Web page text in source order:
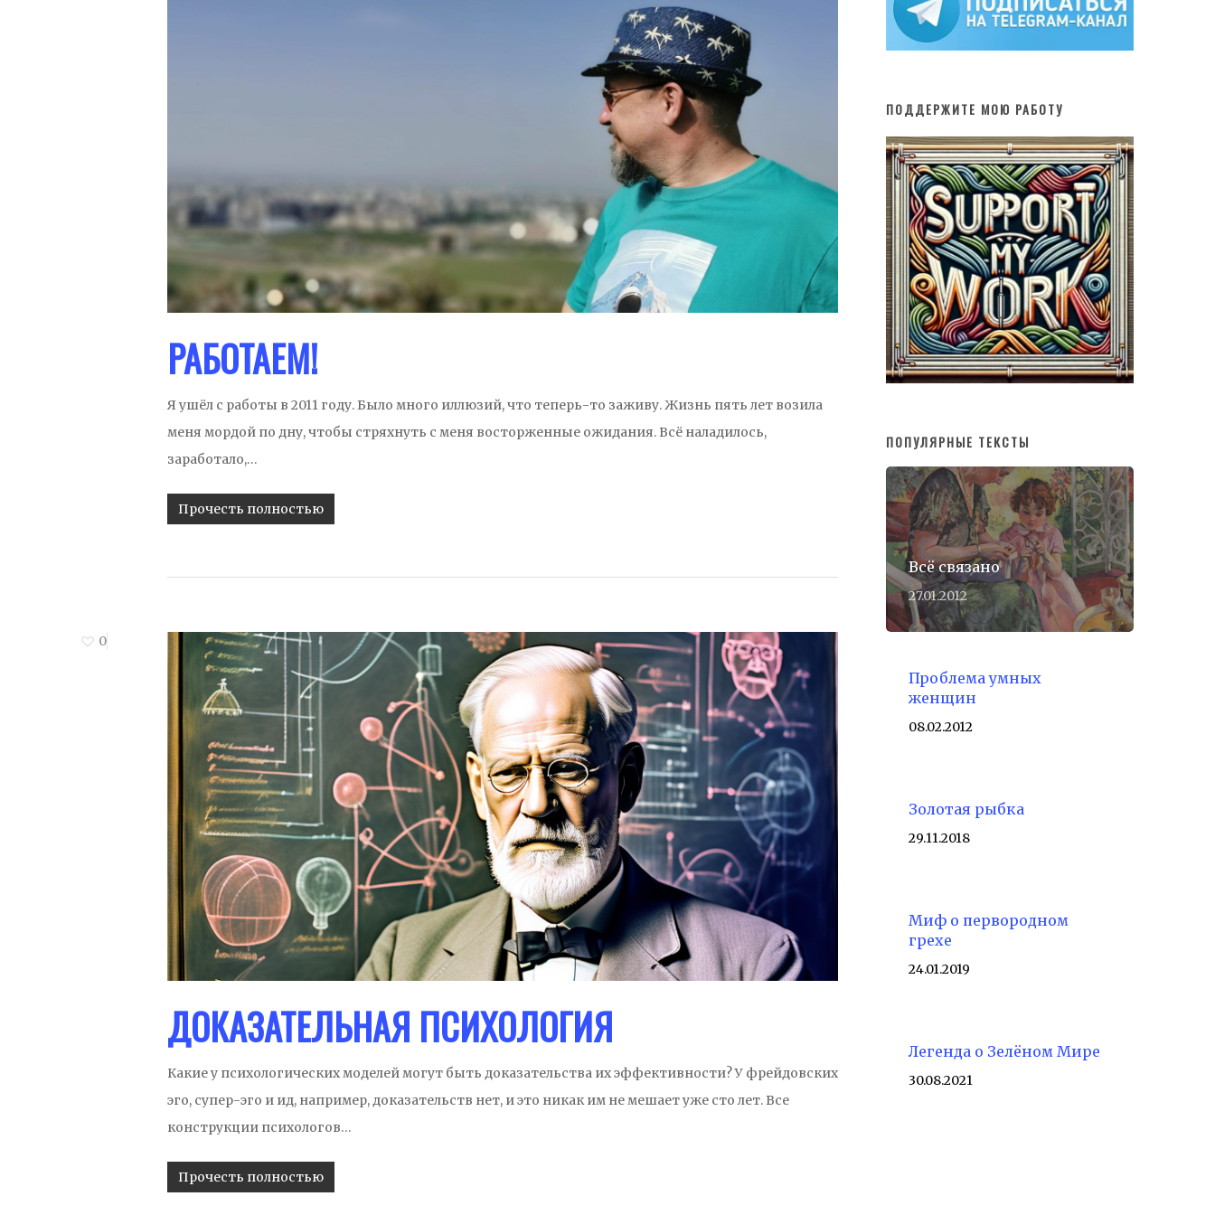
РАБОТАЕМ!
Я ушёл с работы в 2011 году. Было много иллюзий, что теперь-то заживу. Жизнь пять лет возила
меня мордой по дну, чтобы стряхнуть с меня восторженные ожидания. Всё наладилось,
заработало,…
Прочесть полностью
0
ДОКАЗАТЕЛЬНАЯ ПСИХОЛОГИЯ
Какие у психологических моделей могут быть доказательства их эффективности? У фрейдовских
эго, супер-эго и ид, например, доказательств нет, и это никак им не мешает уже сто лет. Все
конструкции психологов…
Прочесть полностью
ПОДДЕРЖИТЕ МОЮ РАБОТУ
ПОПУЛЯРНЫЕ ТЕКСТЫ
Всё связано
27.01.2012
Проблема умных
женщин
08.02.2012
Золотая рыбка
29.11.2018
Миф о первородном
грехе
24.01.2019
Легенда о Зелёном Мире
30.08.2021